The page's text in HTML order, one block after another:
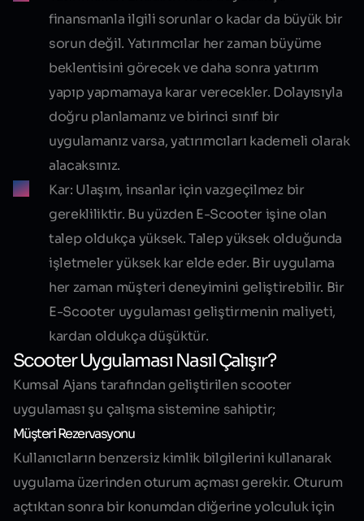
finansmanla ilgili sorunlar o kadar da büyük bir
sorun değil. Yatırımcılar her zaman büyüme
beklentisini görecek ve daha sonra yatırım
yapıp yapmamaya karar verecekler. Dolayısıyla
doğru planlamanız ve birinci sınıf bir
uygulamanız varsa, yatırımcıları kademeli olarak
alacaksınız.
Kar: Ulaşım, insanlar için vazgeçilmez bir
gerekliliktir. Bu yüzden E-Scooter işine olan
talep oldukça yüksek. Talep yüksek olduğunda
işletmeler yüksek kar elde eder. Bir uygulama
her zaman müşteri deneyimini geliştirebilir. Bir
E-Scooter uygulaması geliştirmenin maliyeti,
kardan oldukça düşüktür.
Scooter Uygulaması Nasıl Çalışır?
Kumsal Ajans tarafından geliştirilen scooter
uygulaması şu çalışma sistemine sahiptir;
Müşteri Rezervasyonu
Kullanıcıların benzersiz kimlik bilgilerini kullanarak
uygulama üzerinden oturum açması gerekir. Oturum
açtıktan sonra bir konumdan diğerine yolculuk için